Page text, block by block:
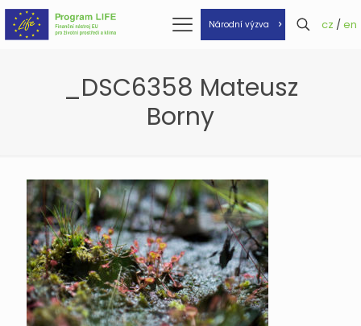
Národní výzva cz / en
_DSC6358 Mateusz
Borny